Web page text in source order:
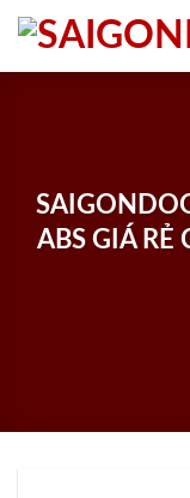
Skip
content
ABS GIÁ RẺ